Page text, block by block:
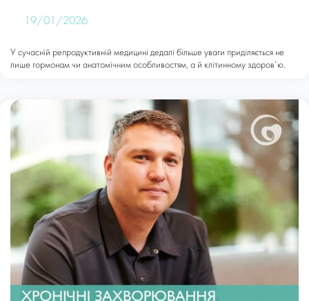
19/01/2026
У сучасній репродуктивній медицині дедалі більше уваги приділяється не
лише гормонам чи анатомічним особливостям, а й клітинному здоров’ю.